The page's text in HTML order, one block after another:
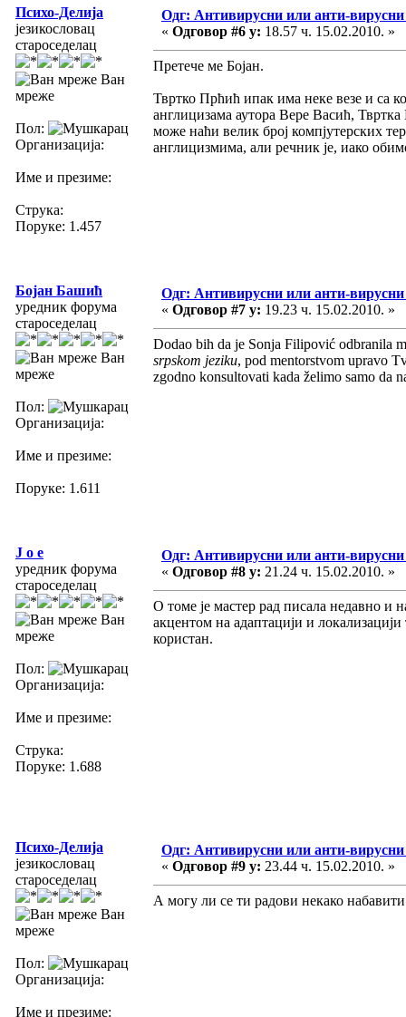
Психо-Делија
језикословац
староседелац
Ван
мреже
Пол:
Организација:
Име и презиме:
Струка:
Поруке: 1.457
Одг: Антивирусни или анти-вирусни
« Одговор #6 у: 18.57 ч. 15.02.2010. »
Претече ме Бојан.
Твртко Прћић ипак има неке везе и са
англицизама аутора Вере Васић,
може наћи велик број компјутерских
англицизмима, али речник је, иако
Бојан Башић
уредник форума
староседелац
Ван
мреже
Пол:
Организација:
Име и презиме:
Поруке: 1.611
Одг: Антивирусни или анти-вирусни
« Одговор #7 у: 19.23 ч. 15.02.2010. »
Dodao bih da je Sonja Filipović odbranila
srpskom jeziku, pod mentorstvom upravo
zgodno konsultovati kada želimo samo da
J o e
уредник форума
староседелац
Ван
мреже
Пол:
Организација:
Име и презиме:
Струка:
Поруке: 1.688
Одг: Антивирусни или анти-вирусни
« Одговор #8 у: 21.24 ч. 15.02.2010. »
О томе је мастер рад писала недавно
акцентом на адаптацији и
користан.
Психо-Делија
језикословац
староседелац
Ван
мреже
Пол:
Организација:
Име и презиме:
Одг: Антивирусни или анти-вирусни
« Одговор #9 у: 23.44 ч. 15.02.2010. »
А могу ли се ти радови некако